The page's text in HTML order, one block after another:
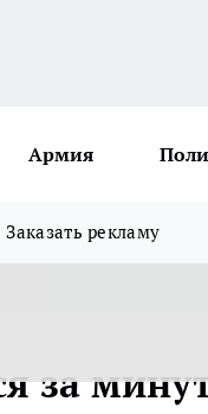
Армия
Заказать рекламу
за